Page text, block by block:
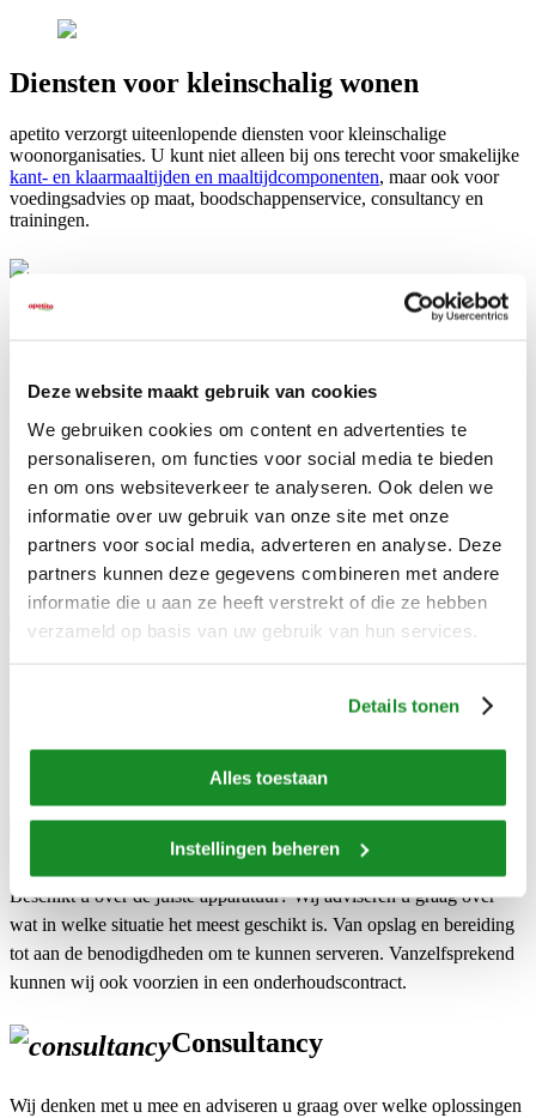
Deze website maakt gebruik van cookies
We gebruiken cookies om content en advertenties te
personaliseren, om functies voor social media te bieden
en om ons websiteverkeer te analyseren. Ook delen we
informatie over uw gebruik van onze site met onze
partners voor social media, adverteren en analyse. Deze
partners kunnen deze gegevens combineren met andere
informatie die u aan ze heeft verstrekt of die ze hebben
verzameld op basis van uw gebruik van hun services.
Details tonen
Alles toestaan
Instellingen beheren
Diensten voor kleinschalig wonen
apetito verzorgt uiteenlopende diensten voor kleinschalige
woonorganisaties. U kunt niet alleen bij ons terecht voor smakelijke
kant- en klaarmaaltijden en maaltijdcomponenten, maar ook voor
voedingsadvies op maat, boodschappenservice, consultancy en
trainingen.
Voedingsadvies
bepaalde ziektes of aandoeningen waardoor u een specifiek
dieetplan moet opstellen. Onze dietisten adviseren u graag en
voorzien u van eventuele dieetlijsten en plannen zodat u altijd
verzekerd bent van een uitgebalanceerde voedingspatroon voor uw
bewoners.
Lees meer over voeding voor senioren
Lees meer over voeding voor mensen met een beperking
Wist u dat u bij ons alle boodschappen kunt bestellen? Wel zo
bestellen. Wij zorgen er dan voor dat alles op de betreffende
zorglocatie wordt geleverd.
Apparatuur
Beschikt u over de juiste apparatuur? Wij adviseren u graag over
wat in welke situatie het meest geschikt is. Van opslag en bereiding
tot aan de benodigdheden om te kunnen serveren. Vanzelfsprekend
kunnen wij ook voorzien in een onderhoudscontract.
Consultancy
Wij denken met u mee en adviseren u graag over welke oplossingen